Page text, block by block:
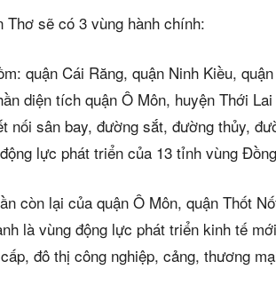
Thơ sẽ có 3 vùng hành chính:
quận Cái Răng, quận Ninh Kiều,
diện tích quận Ô Môn, huyện Thới
nối sân bay, đường sắt, đường thủy,
lực phát triển của 13 tỉnh vùng
còn lại của quận Ô Môn, quận Thốt
là vùng động lực phát triển kinh tế
đô thị công nghiệp, cảng, thương